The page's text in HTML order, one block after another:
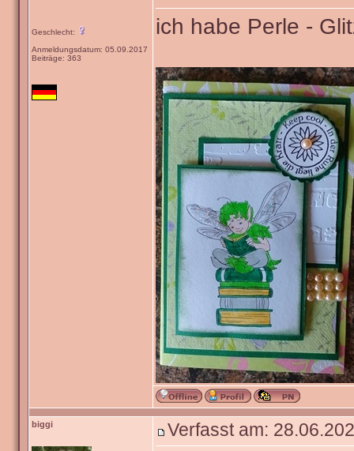
Geschlecht:
Anmeldungsdatum: 05.09.2017
Beiträge: 363
ich habe Perle -
biggi Verfasst am: